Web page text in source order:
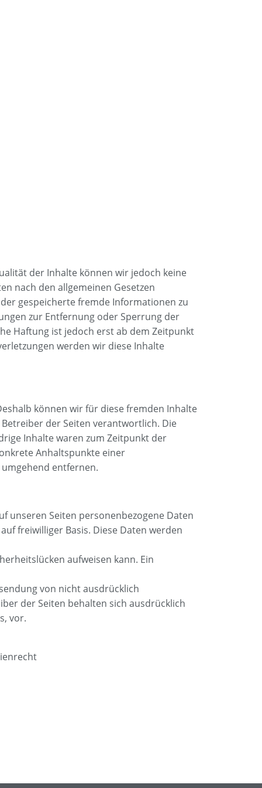
der Inhalte können wir jedoch keine
nach den allgemeinen Gesetzen
gespeicherte fremde Informationen zu
zur Entfernung oder Sperrung der
Haftung ist jedoch erst ab dem Zeitpunkt
werden wir diese Inhalte
können wir für diese fremden Inhalte
der Seiten verantwortlich. Die
Inhalte waren zum Zeitpunkt der
Anhaltspunkte einer
entfernen.
unseren Seiten personenbezogene Daten
freiwilliger Basis. Diese Daten werden
aufweisen kann. Ein
von nicht ausdrücklich
der Seiten behalten sich ausdrücklich
vor.